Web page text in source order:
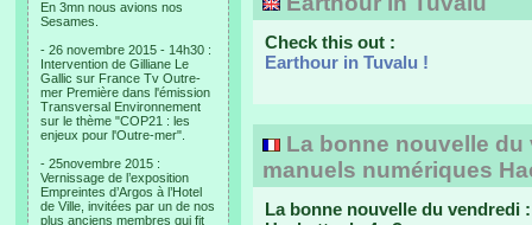
En 3mn nous avions nos
Sesames.
- 26 novembre 2015 - 14h30 :
Intervention de Gilliane Le
Gallic sur France Tv Outre-
mer Première dans l'émission
Transversal Environnement
sur le thème "COP21 : les
enjeux pour l'Outre-mer".
- 25novembre 2015 :
Vernissage de l’exposition
Empreintes d’Argos à l’Hotel
de Ville, invitées par un de nos
plus anciens membres qui fit
Check this out :
Earthour in Tuvalu !
La bonne nouvelle
manuels numériques
La bonne nouvelle du vendredi